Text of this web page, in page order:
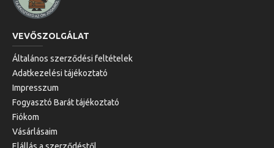
VEVŐSZOLGÁLAT
Általános szerződési feltételek
Adatkezelési tájékoztató
Impresszum
Fogyasztó Barát tájékoztató
Fiókom
Vásárlásaim